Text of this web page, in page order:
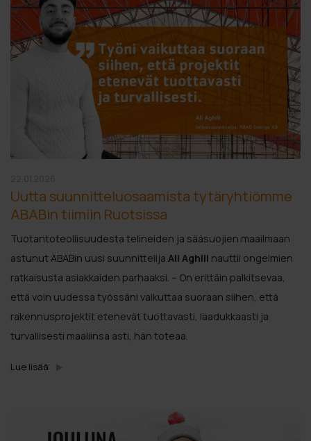
Uutta suunnitteluosaamista tytäryhtiömme
ABABin tiimiin Ruotsissa
Tuotantoteollisuudesta telineiden ja sääsuojien maailmaan
astunut ABABin uusi suunnittelija Ali Aghili nauttii ongelmien
ratkaisusta asiakkaiden parhaaksi. – On erittäin palkitsevaa,
että voin uudessa työssäni vaikuttaa suoraan siihen, että
rakennusprojektit etenevät tuottavasti, laadukkaasti ja
turvallisesti maaliinsa asti, hän toteaa.
Lue lisää